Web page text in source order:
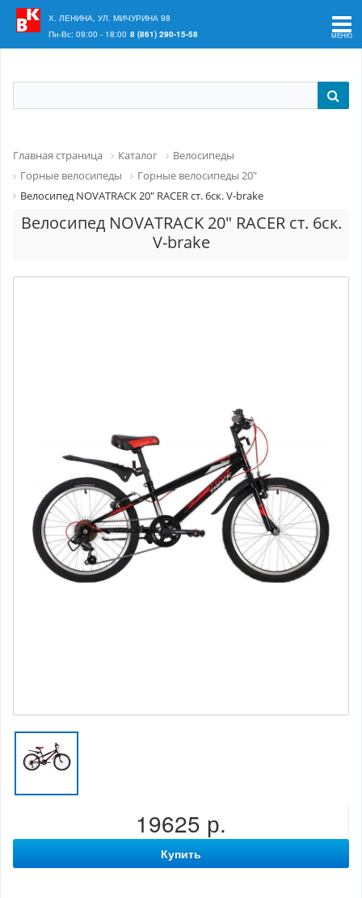
Ваш регион:
Х. ЛЕНИНА, УЛ. МИЧУРИНА 98
Пн-Вс: 09:00 - 18:00 8 (861) 290-15-58
Главная страница Каталог
Велосипеды
Горные велосипеды
Горные велосипеды 20"
Велосипед NOVATRACK 20" RACER ст. 6ск. V-brake
Велосипед NOVATRACK 20" RACER ст. 6ск.
V-brake
19625 р.
Купить